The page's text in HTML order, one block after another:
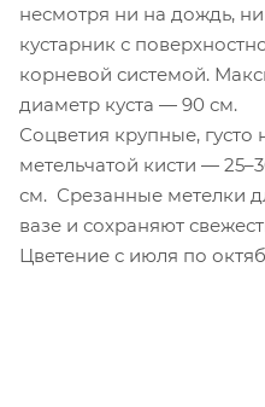
несмотря ни на дождь,
кустарник с
корневой системой.
диаметр куста — 90 см.
Соцветия крупные,
метельчатой кисти —
см. Срезанные метелки
вазе и сохраняют
Цветение с июля по